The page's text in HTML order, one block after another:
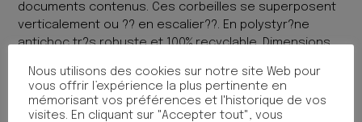
documents contenus. Ces corbeilles se superposent
verticalement ou ?? en escalier??. En polystyr?ne
antichoc tr?s robuste et 100% recyclable. Dimensions
Produits similaires
Nous utilisons des cookies sur notre site Web pour
vous offrir l’expérience la plus pertinente en
mémorisant vos préférences et l'historique de vos
visites. En cliquant sur "Accepter tout", vous